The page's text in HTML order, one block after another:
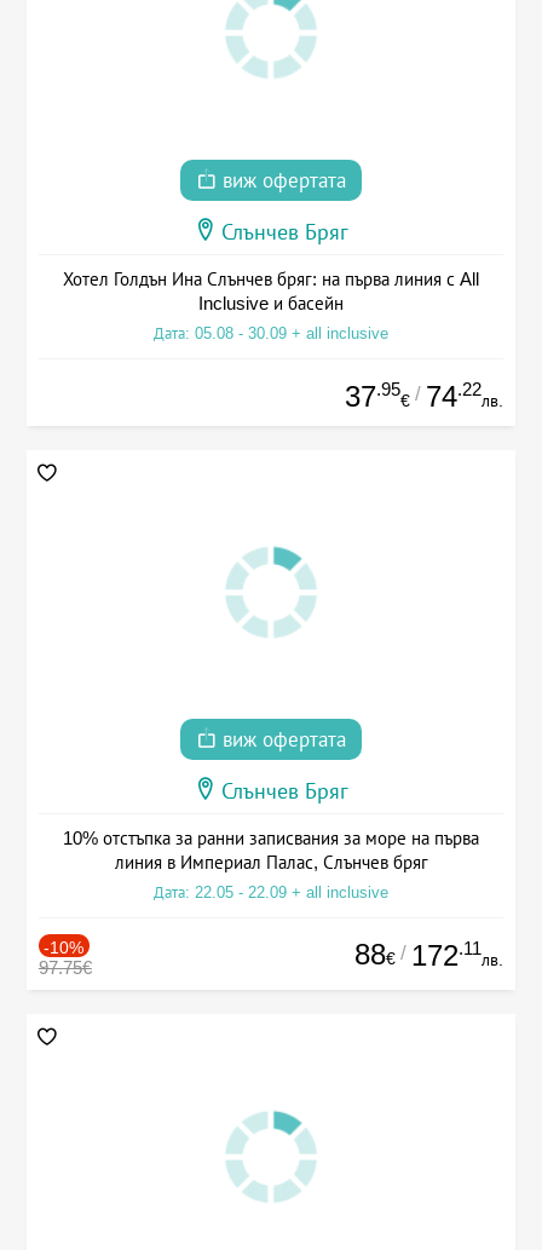
виж офертата
Слънчев Бряг
Хотел Голдън Ина Слънчев бряг: на първа линия с All
Inclusive и басейн
Дата: 05.08 - 30.09 + all inclusive
37.95
€ / 74.22
лв.
виж офертата
Слънчев Бряг
10% отстъпка за ранни записвания за море на първа
линия в Империал Палас, Слънчев бряг
Дата: 22.05 - 22.09 + all inclusive
-10%
97.75€ 88€ / 172.11
лв.